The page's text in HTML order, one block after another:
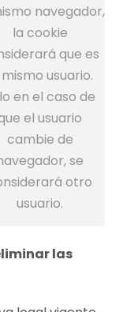
navegador,
la cookie
que es
usuario.
en el caso de
el usuario
cambie de
se
otro
usuario.
las